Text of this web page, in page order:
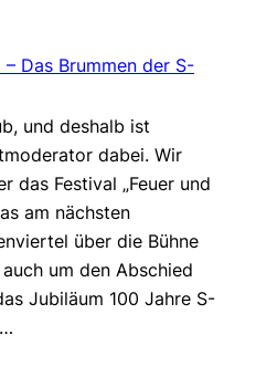
Das Brummen der S-
und deshalb ist
dabei. Wir
das Festival „Feuer und
am nächsten
über die Bühne
um den Abschied
Jubiläum 100 Jahre S-